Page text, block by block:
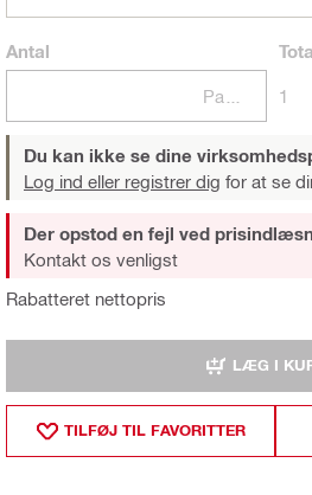
Antal
1
Du kan ikke se dine
Log ind eller registrer dig for at se
Rabatteret nettopris
Der opstod en fejl ved
Kontakt os venligst
LÆG I
TILFØJ TIL FAVORITTER